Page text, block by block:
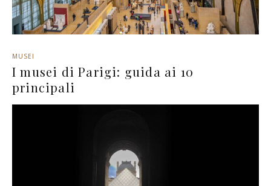
MUSEI
I musei di Parigi: guida ai 10
principali